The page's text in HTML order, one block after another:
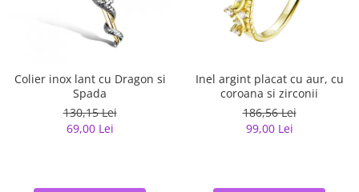
Colier inox lant cu Dragon si
Spada
130,15 Lei
69,00 Lei
Inel argint placat cu aur, cu
coroana si zirconii
186,56 Lei
99,00 Lei